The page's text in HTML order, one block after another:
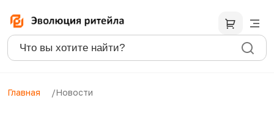
Главная Новости